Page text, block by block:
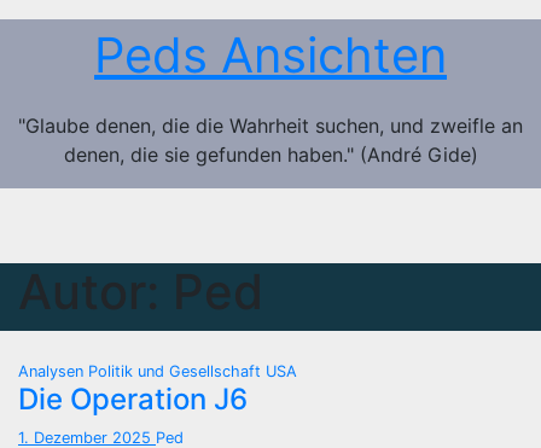
Zum
Peds Ansichten
"Glaube denen, die die Wahrheit suchen, und zweifle an
denen, die sie gefunden haben." (André Gide)
Autor: Ped
Analysen Politik und Gesellschaft USA
Die Operation J6
1. Dezember 2025 Ped